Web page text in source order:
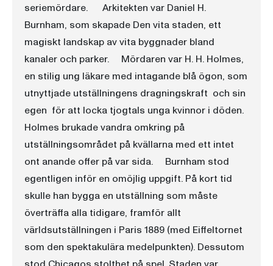
seriemördare. Arkitekten var Daniel H.
Burnham, som skapade Den vita staden, ett
magiskt landskap av vita byggnader bland
kanaler och parker. Mördaren var H. H. Holmes,
en stilig ung läkare med intagande blå ögon, som
utnyttjade utställningens dragningskraft  och sin
egen  för att locka tjogtals unga kvinnor i döden.
Holmes brukade vandra omkring på
utställningsområdet på kvällarna med ett intet
ont anande offer på var sida. Burnham stod
egentligen inför en omöjlig uppgift. På kort tid
skulle han bygga en utställning som måste
överträffa alla tidigare, framför allt
världsutställningen i Paris 1889 (med Eiffeltornet
som den spektakulära medelpunkten). Dessutom